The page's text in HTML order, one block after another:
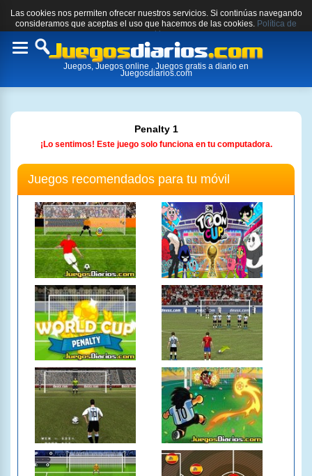
Las cookies nos permiten ofrecer nuestros servicios. Si continúas navegando
consideramos que aceptas el uso que hacemos de las cookies. Política de
cookies.
Toggle
Juegos, Juegos online , Juegos gratis a diario en
Juegosdiarios.com
Penalty 1
¡Lo sentimos! Este juego solo funciona en tu computadora.
Juegos recomendados para tu móvil